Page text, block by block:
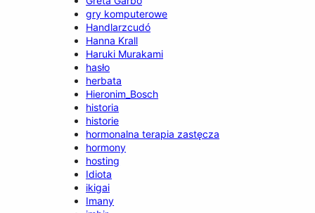
gry komputerowe
Handlarzcudó
Hanna Krall
Haruki Murakami
hasło
herbata
Hieronim_Bosch
historia
historie
hormonalna terapia zastęcza
hormony
hosting
Idiota
ikigai
Imany